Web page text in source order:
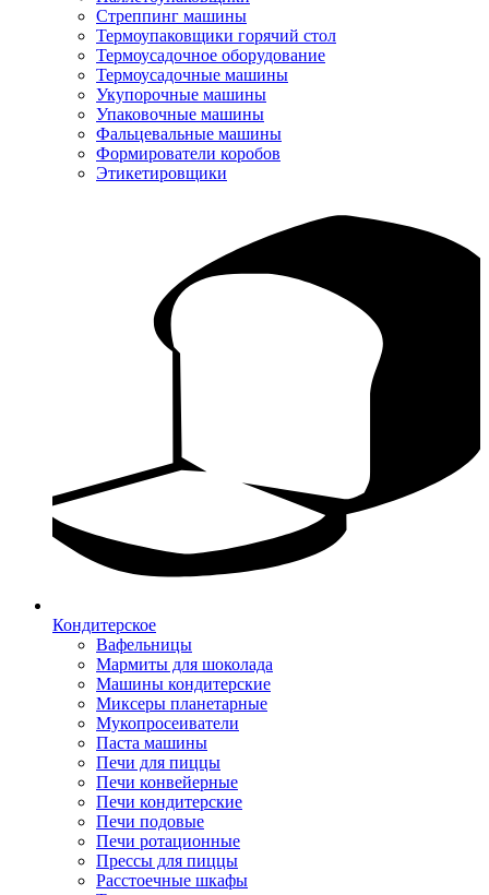
Стреппинг машины
Термоупаковщики горячий стол
Термоусадочное оборудование
Термоусадочные машины
Укупорочные машины
Упаковочные машины
Фальцевальные машины
Формирователи коробов
Этикетировщики
Кондитерское
Вафельницы
Мармиты для шоколада
Машины кондитерские
Миксеры планетарные
Мукопросеиватели
Паста машины
Печи для пиццы
Печи конвейерные
Печи кондитерские
Печи подовые
Печи ротационные
Прессы для пиццы
Расстоечные шкафы